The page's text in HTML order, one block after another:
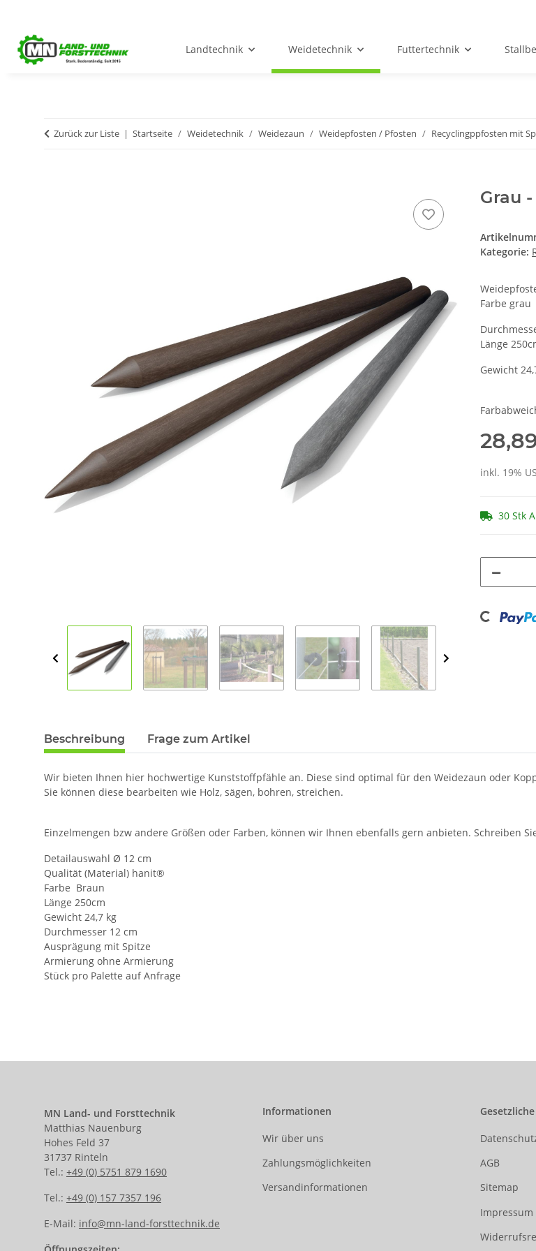
Landtechnik Weidetechnik Futtertechnik
Zurück zur Liste Startseite Weidetechnik Weidezaun Weidepfosten / Pfosten Recyclingppfosten mit
Grau
Kategorie:
Farbe grau
Länge
Gewicht
inkl. 19%
30 Stk
Loading...
Beschreibung Frage zum Artikel
Wir bieten Ihnen hier hochwertige Kunststoffpfähle an. Diese sind optimal für den Weidezaun oder
Sie können diese bearbeiten wie Holz, sägen, bohren, streichen.
Einzelmengen bzw andere Größen oder Farben, können wir Ihnen ebenfalls gern anbieten. Schreiben
Detailauswahl Ø 12 cm
Qualität (Material) hanit®
Farbe Braun
Länge 250cm
Gewicht 24,7 kg
Durchmesser 12 cm
Ausprägung mit Spitze
Armierung ohne Armierung
Stück pro Palette auf Anfrage
MN Land- und Forsttechnik
Matthias Nauenburg
Hohes Feld 37
31737 Rinteln
Tel.: +49 (0) 5751 879 1690
Tel.: +49 (0) 157 7357 196
E-Mail: info@mn-land-forsttechnik.de
Informationen
Wir über uns
Zahlungsmöglichkeiten
Versandinformationen
AGB
Sitemap
Impressum